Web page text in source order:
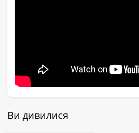
Ви дивилися